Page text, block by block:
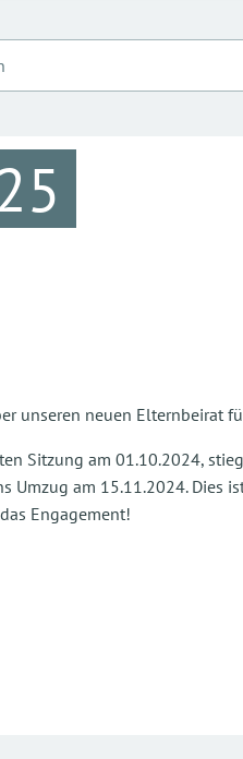
unseren neuen Elternbeirat
Sitzung am 01.10.2024,
Umzug am 15.11.2024. Dies
Engagement!